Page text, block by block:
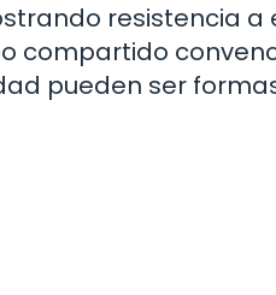
resistencia
compartido
pueden ser